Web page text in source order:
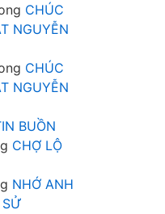
CHÚC
NGUYỄN
CHÚC
NGUYỄN
BUỒN
CHỢ LỘ
NHỚ ANH